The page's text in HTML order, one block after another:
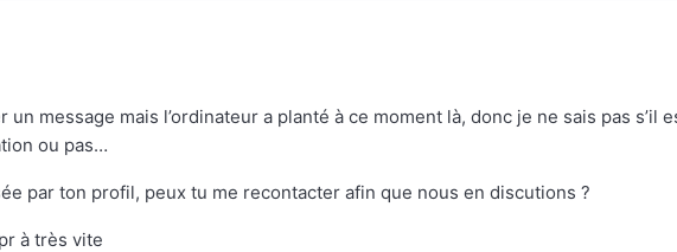
un message mais l’ordinateur a planté à ce moment là, donc je ne sais pas s’il
ou pas…
par ton profil, peux tu me recontacter afin que nous en discutions ?
à très vite